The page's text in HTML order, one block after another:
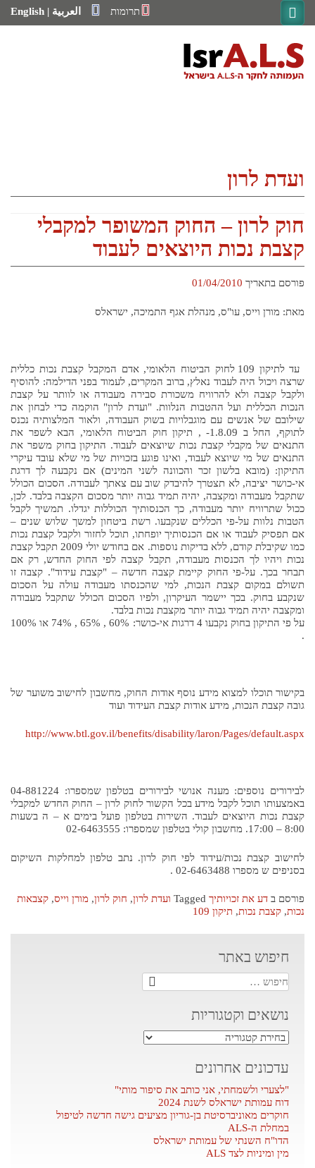
Skip
תרומות العربية |
English
מערך התמיכה
תכנית מאובחנים חדשים שירות הנגשת תקשורת
תכנית קהילה תומכת חיים עצמאיים
התמודדות עם ילדים בצל מחלה סופנית קשה – ALS
יעוץ בקלינאות תקשורת
מודעות תרומות
אודות עמותת ישראלס
חזון העמותה
חברי הוועד צוות
מהי מחלת ALS
הבלוג
מאמרים אחרונים ומידע
חוברות מידע עיתוני ישראלס
טפסי תביעה לביטל"א
קישורים יצירת קשר
ועדת לרון
חוק לרון – החוק המשופר למקבלי
קצבת נכות היוצאים לעבוד
פורסם בתאריך 01/04/2010
מאת: מורן וייס, עו"ס, מנהלת אגף התמיכה, ישראלס
עד לתיקון 109 לחוק הביטוח הלאומי, אדם המקבל קצבת נכות כללית
שרצה ויכול היה לעבוד נאלץ, ברוב המקרים, לעמוד בפני הדילמה: להוסיף
ולקבל קצבה ולא להרוויח משכורת סבירה מעבודה או לוותר על קצבת
הנכות הכללית ועל ההטבות הנלוות. "ועדת לרון" הוקמה כדי לבחון את
שילובם של אנשים עם מוגבלויות בשוק העבודה, ולאור המלצותיה נכנס
לתוקף, החל ב 1.8.09- , תיקון חוק הביטוח הלאומי, הבא לשפר את
התנאים של מקבלי קצבת נכות שיוצאים לעבוד. התיקון בחוק משפר את
התנאים של מי שיוצא לעבוד, ואינו פוגע בזכויות של מי שלא עובד עיקרי
התיקון: (מובא בלשון זכר והכוונה לשני המינים) אם נקבעה לך דרגת
אי-כושר יציבה, לא תצטרך להיבדק שוב עם צאתך לעבודה. הסכום הכולל
שתקבל מעבודה ומקצבה, יהיה תמיד גבוה יותר מסכום הקצבה בלבד. לכן,
ככול שתרוויח יותר מעבודה, כך הכנסותיך הכוללות יגדלו. תמשיך לקבל
הטבות נלוות על-פי הכללים שנקבעו. רשת ביטחון למשך שלוש שנים –
אם תפסיק לעבוד או אם הכנסותיך יופחתו, תוכל לחזור ולקבל קצבת נכות
כמו שקיבלת קודם, ללא בדיקות נוספות. אם בחודש יולי 2009 תקבל קצבת
נכות ויהיו לך הכנסות מעבודה, תקבל קצבה לפי החוק החדש, רק אם
תבחר בכך. על-פי החוק קיימת קצבה חדשה – "קצבת עידוד". קצבה זו
תשולם במקום קצבת הנכות, למי שהכנסתו מעבודה עולה על הסכום
שנקבע בחוק. בכך יישמר העיקרון, ולפיו הסכום הכולל שתקבל מעבודה
ומקצבה יהיה תמיד גבוה יותר מקצבת נכות בלבד.
על פי התיקון בחוק נקבעו 4 דרגות אי-כושר: 60% , 65% , 74% או 100%
.
בקישור תוכלו למצוא מידע נוסף אודות החוק, מחשבון לחישוב משוער של
גובה קצבת הנכות, מידע אודות קצבת העידוד ועוד
http://www.btl.gov.il/benefits/disability/laron/Pages/default.aspx
לבירורים נוספים: מענה אנושי לבירורים בטלפון שמספרו: 04-881224
באמצעותו תוכל לקבל מידע בכל הקשור לחוק לרון – החוק החדש למקבלי
קצבת נכות היוצאים לעבוד. השירות בטלפון פועל בימים א – ה בשעות
8:00 – 17:00. מחשבון קולי בטלפון שמספרו: 02-6463555
לחישוב קצבת נכות/עידוד לפי חוק לרון. נתב טלפון למחלקות השיקום
בסניפים ש מספרו 02-6463488 .
פורסם ב דע את זכויותיך Tagged ועדת לרון, חוק לרון, מורן וייס, קצבאות
נכות, קצבת נכות, תיקון 109
חיפוש באתר
חיפוש:
נושאים וקטגוריות
נושאים
וקטגוריות
עדכונים אחרונים
"לצערי ולשמחתי, אני כותב את סיפור מותי"
דוח עמותת ישראלס לשנת 2024
חוקרים מאוניברסיטת בן-גוריון מציעים גישה חדשה לטיפול
במחלת ה-ALS
הדו"ח השנתי של עמותת ישראלס
מין ומיניות לצד ALS